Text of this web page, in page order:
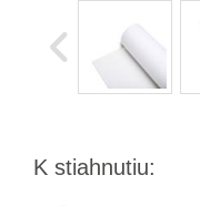
K stiahnutiu: